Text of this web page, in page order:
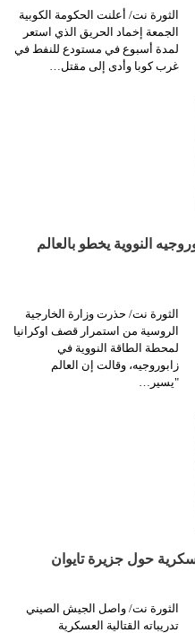
الثورة نت/ أعلنت الحكومة الكوبية
الجمعة إخماد الحريق الذي استعر
لمدة أسبوع في مستودع للنفط في
غرب كوبا وأدى إلى مقتل…
النووية يخطو بالعالم
الثورة نت/ حذرت وزارة الخارجية
الروسية من استمرار قصف اوكرانيا
لمحطة الطاقة النووية في
زابوروجيه، وقالت إن العالم
"يسير…
حول جزيرة تايوان
الثورة نت/ واصل الجيش الصيني
تدريباته القتالية العسكرية